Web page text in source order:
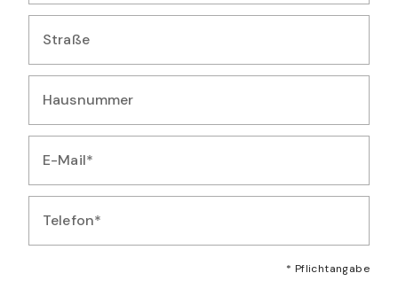
Geben Sie Ihren Wohnort ein
Straße
Geben Sie Ihre Straße ein
Hausnummer
Geben Sie Ihre Hausnummer ein
E-Mail*
Geben Sie Ihre E-Mail-Adresse ein
Telefon*
* Pflichtangabe